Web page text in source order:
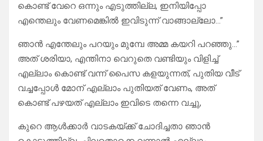
കൊണ്ട് വേറെ ഒന്നും എടുത്തില്ല, ഇനിയിപ്പോ
എന്തെലും വേണമെങ്കിൽ ഇവിടുന്ന് വാങ്ങാല്ലോ…”
ഞാൻ എന്തേലും പറയും മുമ്പേ അമ്മ കയറി പറഞ്ഞു…”
അത് ശരിയാ, എന്തിനാ വെറുതെ വണ്ടിയും വിളിച്ച്
എല്ലാം കൊണ്ട് വന്ന് പൈസ കളയുന്നത്, പുതിയ വീട്
വച്ചപ്പോൾ മോന് എല്ലാം പുതിയത് വേണം, അത്
കൊണ്ട് പഴയത് എല്ലാം ഇവിടെ തന്നെ വച്ചു,
കുറെ ആൾക്കാർ വാടകയ്ക്ക് ചോദിച്ചതാ ഞാൻ